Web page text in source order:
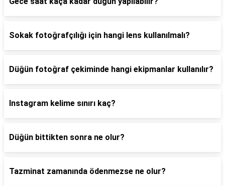
Sokak fotoğrafçılığı için hangi lens kullanılmalı?
Düğün fotoğraf çekiminde hangi ekipmanlar kullanılır?
Instagram kelime sınırı kaç?
Düğün bittikten sonra ne olur?
Tazminat zamanında ödenmezse ne olur?